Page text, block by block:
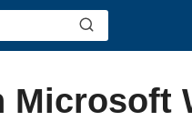
Microsoft